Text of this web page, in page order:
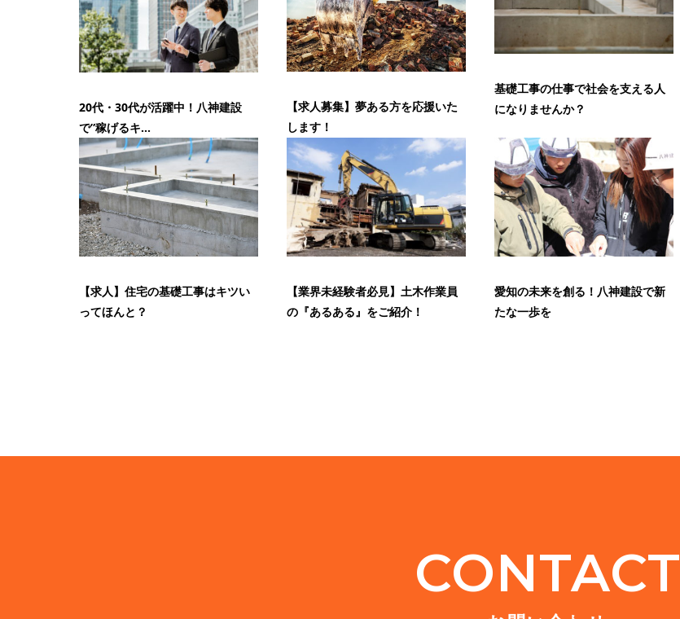
20代・30代が活躍中！八神建設
で”稼げるキ...
【求人募集】夢ある方を応援いた
します！
基礎工事の仕事で社会を支える人
になりませんか？
【求人】住宅の基礎工事はキツい
ってほんと？
【業界未経験者必見】土木作業員
の『あるある』をご紹介！
愛知の未来を創る！八神建設で新
たな一歩を
CONTACT